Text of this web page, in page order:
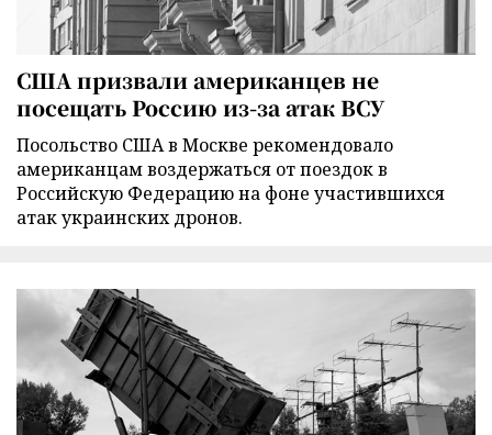
США призвали американцев не
посещать Россию из-за атак ВСУ
Посольство США в Москве рекомендовало
американцам воздержаться от поездок в
Российскую Федерацию на фоне участившихся
атак украинских дронов.